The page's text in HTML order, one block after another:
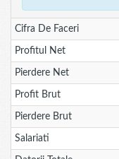
Cifra De Faceri
Profitul Net
Pierdere Net
Profit Brut
Pierdere Brut
Salariati